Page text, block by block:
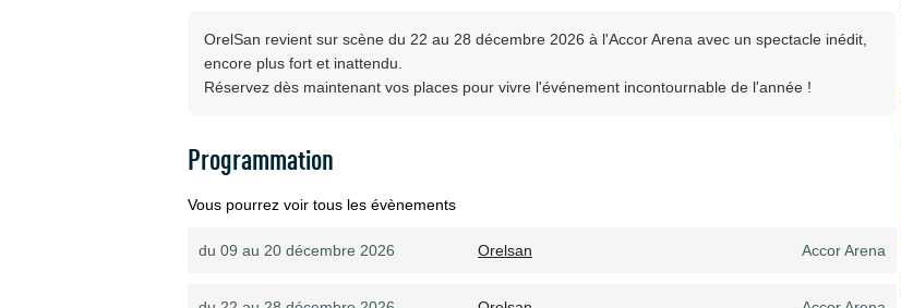
OrelSan revient sur scène du 22 au 28 décembre 2026 à l'Accor Arena avec un spectacle inédit,
encore plus fort et inattendu.
Réservez dès maintenant vos places pour vivre l'événement incontournable de l'année !
Programmation
Vous pourrez voir tous les évènements
du 09 au 20 décembre 2026 Orelsan Accor Arena